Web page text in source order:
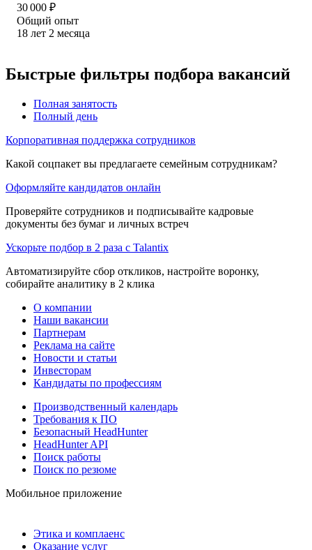
30 000 ₽
Общий опыт
18 лет 2 месяца
Быстрые фильтры подбора вакансий
Полная занятость
Полный день
Корпоративная поддержка сотрудников
Какой соцпакет вы предлагаете семейным сотрудникам?
Оформляйте кандидатов онлайн
Проверяйте сотрудников и подписывайте кадровые
документы без бумаг и личных встреч
Ускорьте подбор в 2 раза с Talantix
Автоматизируйте сбор откликов, настройте воронку,
собирайте аналитику в 2 клика
О компании
Наши вакансии
Партнерам
Реклама на сайте
Новости и статьи
Инвесторам
Кандидаты по профессиям
Производственный календарь
Требования к ПО
Безопасный HeadHunter
HeadHunter API
Поиск работы
Поиск по резюме
Мобильное приложение
Этика и комплаенс
Оказание услуг